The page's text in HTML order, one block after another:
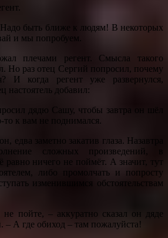
быть ближе к людям! В некоторых
и мы попробуем.
плечами регент. Смысла такого
Но раз отец Сергий попросил, почему
И когда регент уже развернулся,
настоятель добавил:
дядю Сашу, чтобы завтра он шёл
то к вам не поднимался.
едва заметно закатив глаза. Назавтра
сложных произведений, в
равно ничего не поймёт. А значит, тут
либо промолчать и попросту
изменившимся обстоятельствам
пойте, – аккуратно сказал он дяде
– А где обиход – там пожалуйста!